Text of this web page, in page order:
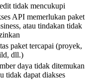
tidak mencukupi
API memerlukan paket
atau tindakan tidak
paket tercapai (proyek,
dll.)
daya tidak ditemukan
tidak dapat diakses